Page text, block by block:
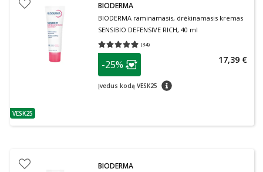
patarimas
VESK25
BIODERMA
BIODERMA raminamasis, drėkinamasis kremas
SENSIBIO DEFENSIVE RICH, 40 ml
(34)
Vidutinis įvertinimas 4.88
patarimas
Lojalumo klubo narių nuolaida
-25%
Įvedus kodą VESK25 patarimas
17,39 €
BIODERMA